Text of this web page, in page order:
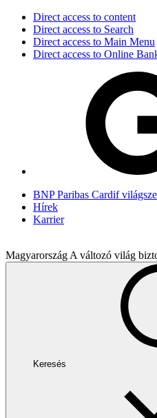
Direct access to content
Direct access to Search
Direct access to Main Menu
Direct access to Online
BNP Paribas Cardif
Hírek
Karrier
Magyarország A változó világ
Keresés